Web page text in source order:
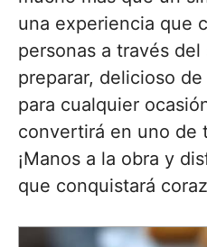
una experiencia que
personas a través del
preparar, delicioso
para cualquier
convertirá en uno de
¡Manos a la obra y
que conquistará